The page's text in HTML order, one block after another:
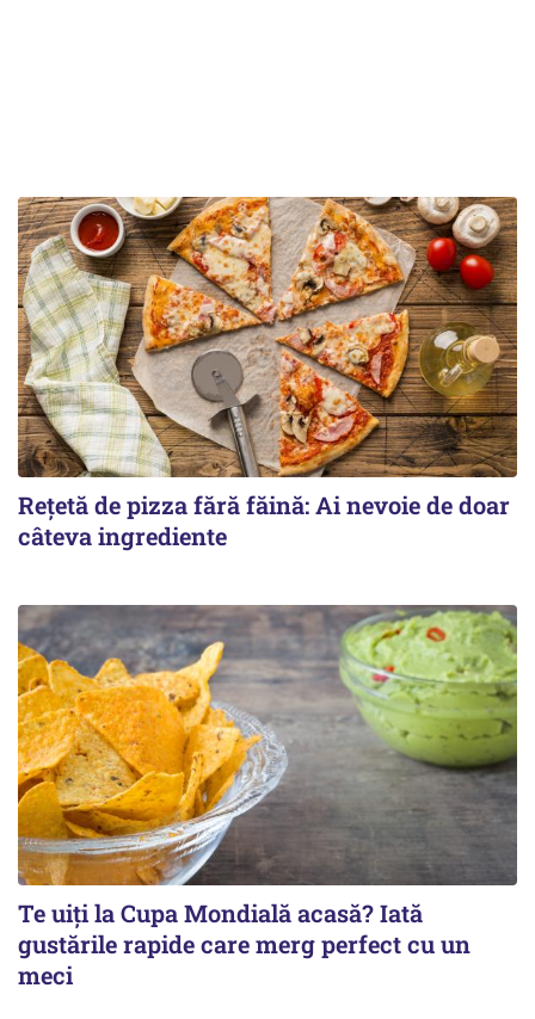
Rețetă de pizza fără făină: Ai nevoie de doar
câteva ingrediente
Te uiți la Cupa Mondială acasă? Iată
gustările rapide care merg perfect cu un
meci